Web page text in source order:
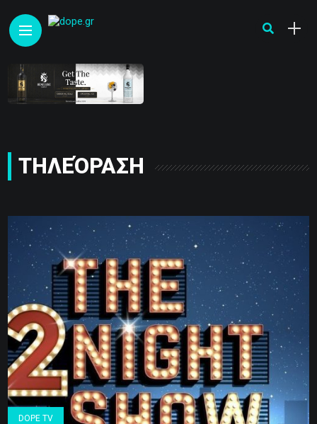
ΤΗΛΕΌΡΑΣΗ
DOPE TV